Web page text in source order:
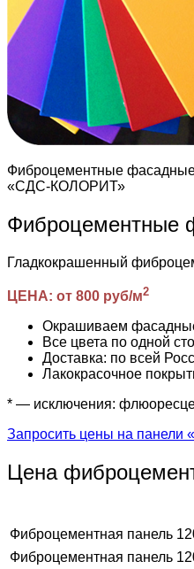
Фиброцементные
«СДС-КОЛОРИТ»
Фиброцементные
Гладкокрашенный
ЦЕНА: от 800 руб/м2
Окрашиваем
Все цвета по одной
Доставка: по всей
Лакокрасочное
* — исключения:
Запросить цены на
Цена
Фиброцементная панель
Фиброцементная панель